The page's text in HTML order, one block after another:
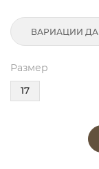
ВАРИАЦИИ
Размер
17